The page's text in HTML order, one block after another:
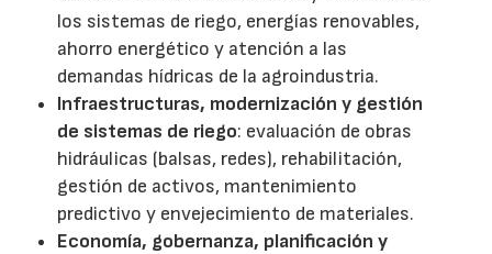
los sistemas de riego, energías renovables,
ahorro energético y atención a las
demandas hídricas de la agroindustria.
Infraestructuras, modernización y gestión
de sistemas de riego: evaluación de obras
hidráulicas (balsas, redes), rehabilitación,
gestión de activos, mantenimiento
predictivo y envejecimiento de materiales.
Economía, gobernanza, planificación y